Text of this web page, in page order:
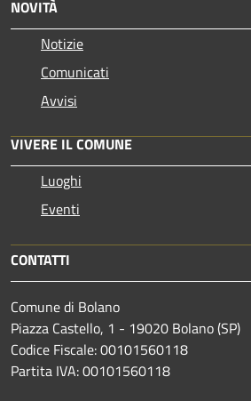
NOVITÀ
Notizie
Comunicati
Avvisi
VIVERE IL COMUNE
Luoghi
Eventi
CONTATTI
Comune di Bolano
Piazza Castello, 1 - 19020 Bolano (SP)
Codice Fiscale: 00101560118
Partita IVA: 00101560118